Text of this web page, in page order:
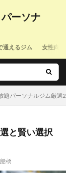
ーソナ
通えるジム 女性向
題パーソナルジム厳選
と賢い選択
船橋